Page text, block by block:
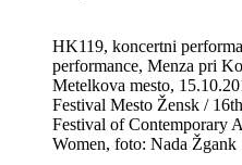
HK119, koncertni
performance, Menza pri
Metelkova mesto,
Festival Mesto Žensk /
Festival of Contemporary
Women, foto: Nada Žgank